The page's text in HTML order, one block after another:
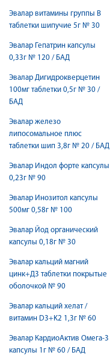
Эвалар витамины группы В
таблетки шипучие 5г № 30
Эвалар Гепатрин капсулы
0,33г № 120 / БАД
Эвалар Дигидрокверцетин
100мг таблетки 0,5г № 30 /
БАД
Эвалар железо
липосомальное плюс
таблетки шип 3,8г № 20 / БАД
Эвалар Индол форте капсулы
0,23г № 90
Эвалар Инозитол капсулы
500мг 0,58г № 100
Эвалар Йод органический
капсулы 0,18г № 30
Эвалар кальций магний
цинк+Д3 таблетки покрытые
оболочкой № 90
Эвалар кальций хелат /
витамин D3+K2 1,3г № 60
Эвалар КардиоАктив Омега-3
капсулы 1г № 60 / БАД